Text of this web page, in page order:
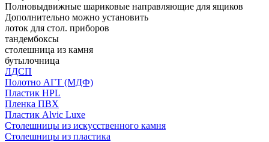
Полновыдвижные шариковые направляющие для ящиков
Дополнительно можно установить
лоток для стол. приборов
тандембоксы
столешница из камня
бутылочница
ЛДСП
Полотно АГТ (МДФ)
Пластик HPL
Пленка ПВХ
Пластик Alvic Luxe
Столешницы из искусственного камня
Столешницы из пластика